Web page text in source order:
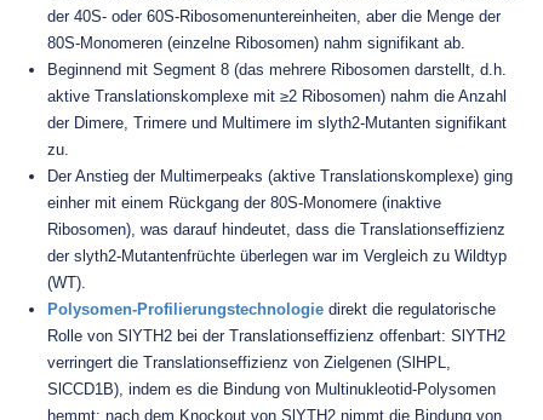
der 40S- oder 60S-Ribosomenuntereinheiten, aber die Menge der
80S-Monomeren (einzelne Ribosomen) nahm signifikant ab.
Beginnend mit Segment 8 (das mehrere Ribosomen darstellt, d.h.
aktive Translationskomplexe mit ≥2 Ribosomen) nahm die Anzahl
der Dimere, Trimere und Multimere im slyth2-Mutanten signifikant
zu.
Der Anstieg der Multimerpeaks (aktive Translationskomplexe) ging
einher mit einem Rückgang der 80S-Monomere (inaktive
Ribosomen), was darauf hindeutet, dass die Translationseffizienz
der slyth2-Mutantenfrüchte überlegen war im Vergleich zu Wildtyp
(WT).
Polysomen-Profilierungstechnologie direkt die regulatorische
Rolle von SlYTH2 bei der Translationseffizienz offenbart: SlYTH2
verringert die Translationseffizienz von Zielgenen (SlHPL,
SlCCD1B), indem es die Bindung von Multinukleotid-Polysomen
hemmt; nach dem Knockout von SlYTH2 nimmt die Bindung von